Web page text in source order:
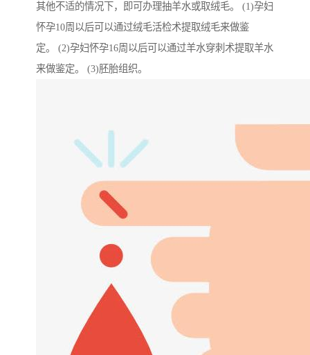
其他不适的情况下，即可办理抽羊水或取绒毛。 (1)孕妇
怀孕10周以后可以通过绒毛活检术提取绒毛来做鉴
定。 (2)孕妇怀孕16周以后可以通过羊水穿刺术提取羊水
来做鉴定。 (3)胚胎组织。